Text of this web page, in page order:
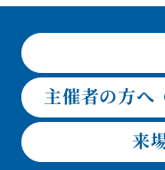
主催者の方へ
来